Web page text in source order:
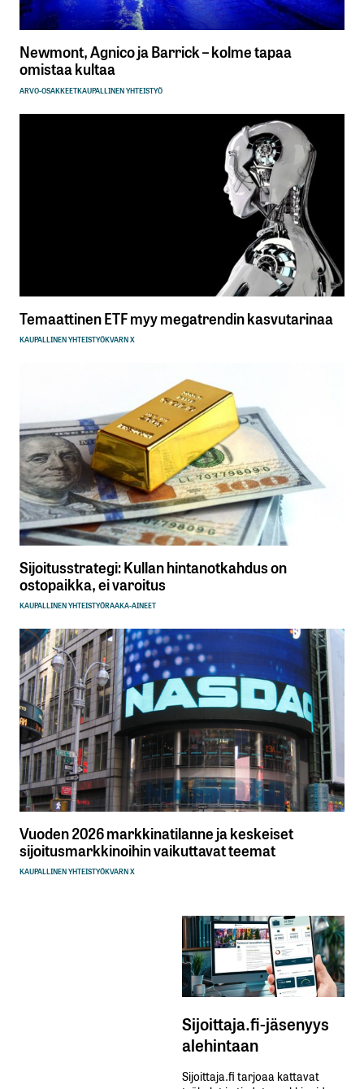
Newmont, Agnico ja Barrick – kolme tapaa
omistaa kultaa
ARVO-OSAKKEETKAUPALLINEN YHTEISTYÖ
Temaattinen ETF myy megatrendin kasvutarinaa
KAUPALLINEN YHTEISTYÖKVARN X
Sijoitusstrategi: Kullan hintanotkahdus on
ostopaikka, ei varoitus
KAUPALLINEN YHTEISTYÖRAAKA-AINEET
Vuoden 2026 markkinatilanne ja keskeiset
sijoitusmarkkinoihin vaikuttavat teemat
KAUPALLINEN YHTEISTYÖKVARN X
Sijoittaja.fi-jäsenyys
alehintaan
Sijoittaja.fi tarjoaa kattavat